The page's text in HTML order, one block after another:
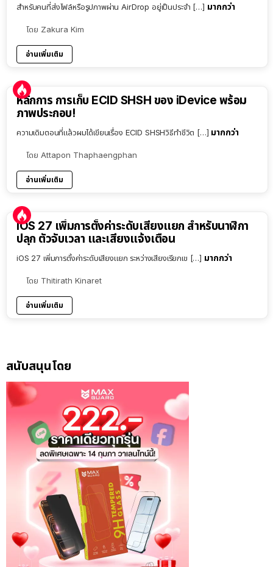
สำหรับคนที่ส่งไฟล์หรือรูปภาพผ่าน AirDrop อยู่เป็นประจำ […] มากกว่า
โดย Zakura Kim
อ่านเพิ่มเติม
หลักการ การเก็บ ECID SHSH ของ iDevice พร้อม
ภาพประกอบ!
ความเดิมตอนที่แล้วผมได้เขียนเรื่อง ECID SHSHวิธีทำชีวิต […] มากกว่า
โดย Attapon Thaphaengphan
อ่านเพิ่มเติม
iOS 27 เพิ่มการตั้งค่าระดับเสียงแยก สำหรับนาฬิกา
ปลุก ตัวจับเวลา และเสียงแจ้งเตือน
iOS 27 เพิ่มการตั้งค่าระดับเสียงแยก ระหว่างเสียงเรียกเข […] มากกว่า
โดย Thitirath Kinaret
อ่านเพิ่มเติม
สนับสนุนโดย